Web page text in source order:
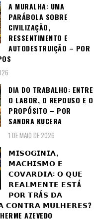
A MURALHA: UMA
PARÁBOLA SOBRE
CIVILIZAÇÃO,
RESSENTIMENTO E
AUTODESTRUIÇÃO – POR
DIA DO TRABALHO: ENTRE
O LABOR, O REPOUSO E O
PROPÓSITO – POR
SANDRA KUCERA
1 DE MAIO DE 2026
𝗠𝗜𝗦𝗢𝗚𝗜𝗡𝗜𝗔,
𝗠𝗔𝗖𝗛𝗜𝗦𝗠𝗢 𝗘
𝗖𝗢𝗩𝗔𝗥𝗗𝗜𝗔: 𝗢 𝗤𝗨𝗘
𝗥𝗘𝗔𝗟𝗠𝗘𝗡𝗧𝗘 𝗘𝗦𝗧Á
𝗣𝗢𝗥 𝗧𝗥Á𝗦 𝗗𝗔
𝗖𝗢𝗡𝗧𝗥𝗔 𝗠𝗨𝗟𝗛𝗘𝗥𝗘𝗦?
AZEVEDO